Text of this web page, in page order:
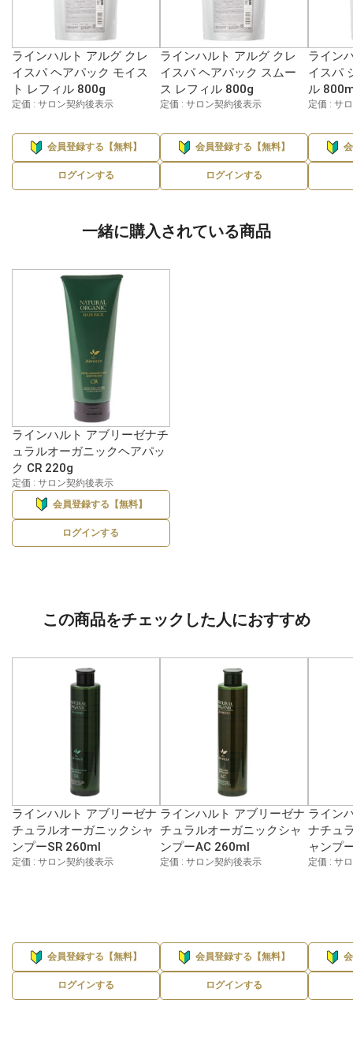
ラインハルト アルグ クレ
イスパ ヘアパック モイス
ト レフィル 800g
定価 : サロン契約後表示
会員登録する【無料】
ログインする
ラインハルト アルグ クレ
イスパ ヘアパック スムー
ス レフィル 800g
定価 : サロン契約後表示
会員登録する【無料】
ログインする
ライン
イスパ
ル
定価 : サ
一緒に購入されている商品
ラインハルト アブリーゼナチ
ュラルオーガニックヘアパッ
ク CR 220g
定価 : サロン契約後表示
会員登録する【無料】
ログインする
この商品をチェックした人におすすめ
ラインハルト アブリーゼナ
チュラルオーガニックシャ
ンプーSR 260ml
定価 : サロン契約後表示
会員登録する【無料】
ログインする
ラインハルト アブリーゼナ
チュラルオーガニックシャ
ンプーAC 260ml
定価 : サロン契約後表示
会員登録する【無料】
ログインする
ライン
ナチュ
ャンプ
定価 : サ